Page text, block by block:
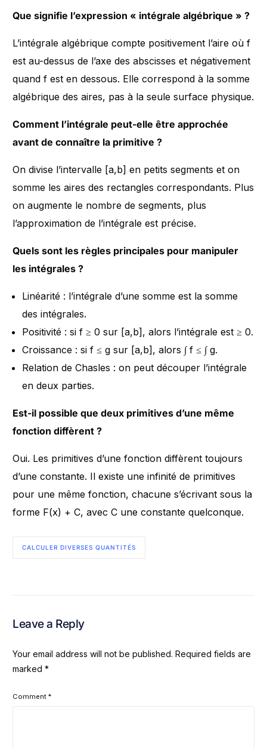
Que signifie l’expression « intégrale algébrique » ?
L’intégrale algébrique compte positivement l’aire où f
est au-dessus de l’axe des abscisses et négativement
quand f est en dessous. Elle correspond à la somme
algébrique des aires, pas à la seule surface physique.
Comment l’intégrale peut-elle être approchée
avant de connaître la primitive ?
On divise l’intervalle [a,b] en petits segments et on
somme les aires des rectangles correspondants. Plus
on augmente le nombre de segments, plus
l’approximation de l’intégrale est précise.
Quels sont les règles principales pour manipuler
les intégrales ?
Linéarité : l’intégrale d’une somme est la somme
des intégrales.
Positivité : si f ≥ 0 sur [a,b], alors l’intégrale est ≥ 0.
Croissance : si f ≤ g sur [a,b], alors ∫ f ≤ ∫ g.
Relation de Chasles : on peut découper l’intégrale
en deux parties.
Est-il possible que deux primitives d’une même
fonction diffèrent ?
Oui. Les primitives d’une fonction diffèrent toujours
d’une constante. Il existe une infinité de primitives
pour une même fonction, chacune s’écrivant sous la
forme F(x) + C, avec C une constante quelconque.
CALCULER DIVERSES QUANTITÉS
Leave a Reply
Your email address will not be published. Required fields are
marked*
Comment*